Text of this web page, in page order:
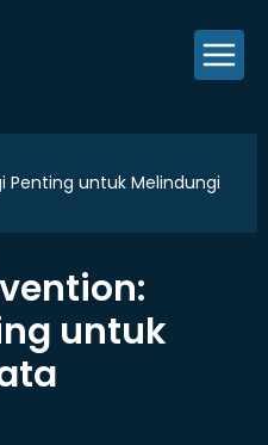
Penting untuk Melindungi
untuk